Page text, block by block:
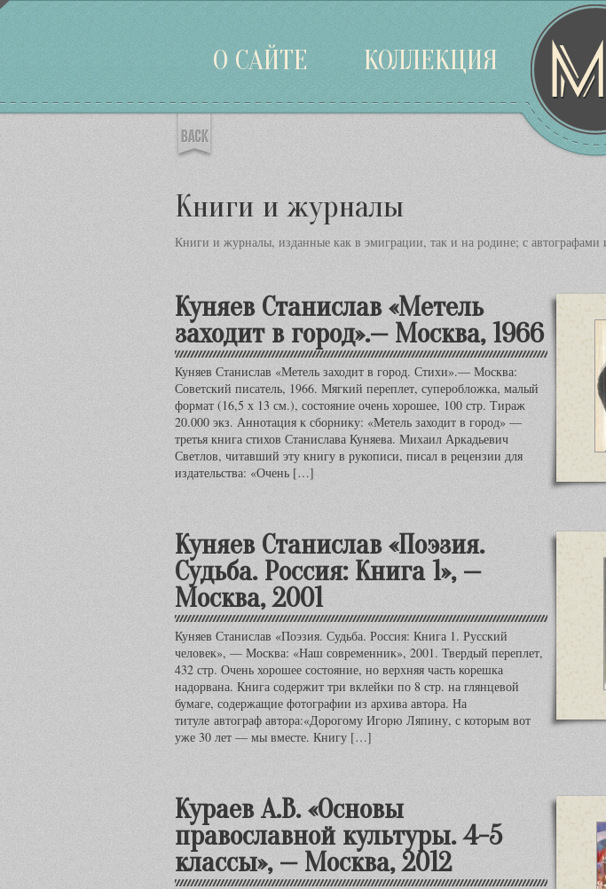
О САЙТЕ КОЛЛЕКЦИЯ
Книги и журналы
Книги и журналы, изданные как в эмиграции, так и на родине; с автографами
Куняев Станислав «Метель
заходит в город».— Москва, 1966
Куняев Станислав «Метель заходит в город. Стихи».— Москва:
Советский писатель, 1966. Мягкий переплет, суперобложка, малый
формат (16,5 х 13 см.), состояние очень хорошее, 100 стр. Тираж
20.000 экз. Аннотация к сборнику: «Метель заходит в город» —
третья книга стихов Станислава Куняева. Михаил Аркадьевич
Светлов, читавший эту книгу в рукописи, писал в рецензии для
издательства: «Очень […]
Куняев Станислав «Поэзия.
Судьба. Россия: Книга 1», —
Москва, 2001
Куняев Станислав «Поэзия. Судьба. Россия: Книга 1. Русский
человек», — Москва: «Наш современник», 2001. Твердый переплет,
432 стр. Очень хорошее состояние, но верхняя часть корешка
надорвана. Книга содержит три вклейки по 8 стр. на глянцевой
бумаге, содержащие фотографии из архива автора. На
титуле автограф автора:«Дорогому Игорю Ляпину, с которым вот
уже 30 лет — мы вместе. Книгу […]
Кураев А.В. «Основы
православной культуры. 4-5
классы», — Москва, 2012